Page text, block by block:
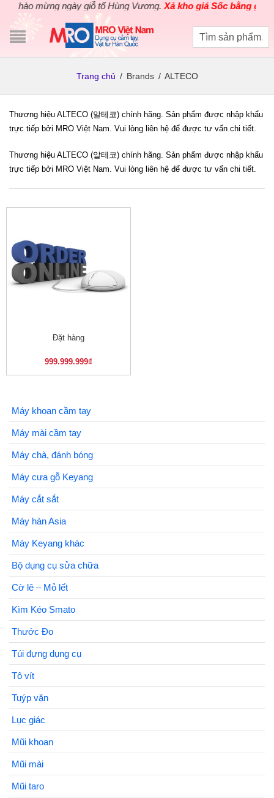
Chào mừng ngày giỗ tổ Hùng Vương.Xả kho giá Sốc bằng giá
Trang chủ / Brands / ALTECO
Thương hiệu ALTECO (알테코) chính hãng. Sản phẩm được nhập khẩu
trực tiếp bởi MRO Việt Nam. Vui lòng liên hệ để được tư vấn chi tiết.
Thương hiệu ALTECO (알테코) chính hãng. Sản phẩm được nhập khẩu
trực tiếp bởi MRO Việt Nam. Vui lòng liên hệ để được tư vấn chi tiết.
Đặt hàng
999.999.999₫
Máy khoan cầm tay
Máy mài cầm tay
Máy chà, đánh bóng
Máy cưa gỗ Keyang
Máy cắt sắt
Máy hàn Asia
Máy Keyang khác
Bộ dụng cụ sửa chữa
Cờ lê – Mỏ lết
Kìm Kéo Smato
Thước Đo
Túi đựng dụng cụ
Tô vít
Tuýp vặn
Lục giác
Mũi khoan
Mũi mài
Mũi taro